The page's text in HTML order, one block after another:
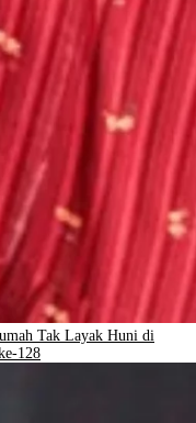
Tak Layak Huni di
128